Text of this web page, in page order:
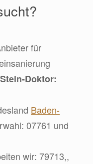
für
Doktor:
Baden-
07761 und
wir: 79713,,